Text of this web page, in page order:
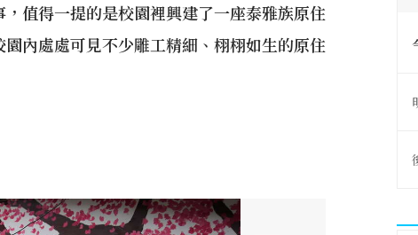
值得一提的是校園裡興建了一座泰雅族原住
內處處可見不少雕工精細、栩栩如生的原住